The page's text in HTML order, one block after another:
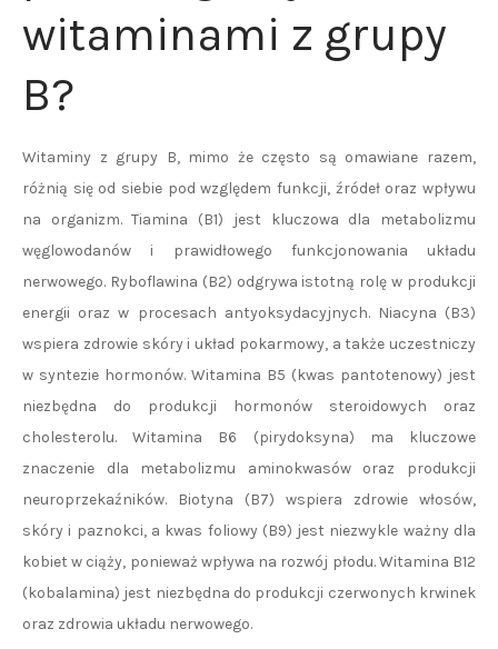
witaminami z grupy
B?
Witaminy z grupy B, mimo że często są omawiane razem,
różnią się od siebie pod względem funkcji, źródeł oraz wpływu
na organizm. Tiamina (B1) jest kluczowa dla metabolizmu
węglowodanów i prawidłowego funkcjonowania układu
nerwowego. Ryboflawina (B2) odgrywa istotną rolę w produkcji
energii oraz w procesach antyoksydacyjnych. Niacyna (B3)
wspiera zdrowie skóry i układ pokarmowy, a także uczestniczy
w syntezie hormonów. Witamina B5 (kwas pantotenowy) jest
niezbędna do produkcji hormonów steroidowych oraz
cholesterolu. Witamina B6 (pirydoksyna) ma kluczowe
znaczenie dla metabolizmu aminokwasów oraz produkcji
neuroprzekaźników. Biotyna (B7) wspiera zdrowie włosów,
skóry i paznokci, a kwas foliowy (B9) jest niezwykle ważny dla
kobiet w ciąży, ponieważ wpływa na rozwój płodu. Witamina B12
(kobalamina) jest niezbędna do produkcji czerwonych krwinek
oraz zdrowia układu nerwowego.